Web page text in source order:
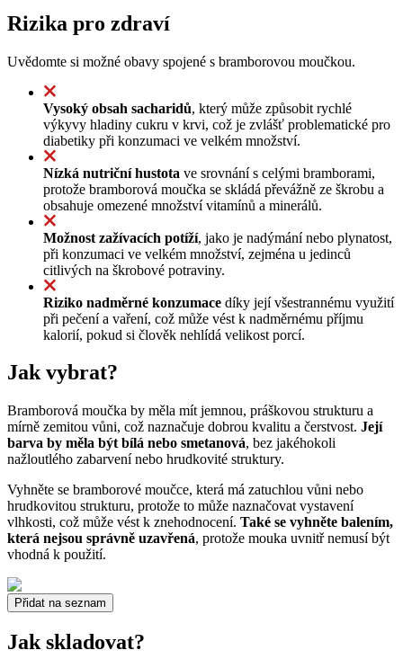
Rizika pro zdraví
Uvědomte si možné obavy spojené s bramborovou moučkou.
Vysoký obsah sacharidů, který může způsobit rychlé
výkyvy hladiny cukru v krvi, což je zvlášť problematické pro
diabetiky při konzumaci ve velkém množství.
Nízká nutriční hustota ve srovnání s celými bramborami,
protože bramborová moučka se skládá převážně ze škrobu a
obsahuje omezené množství vitamínů a minerálů.
Možnost zažívacích potíží, jako je nadýmání nebo plynatost,
při konzumaci ve velkém množství, zejména u jedinců
citlivých na škrobové potraviny.
Riziko nadměrné konzumace díky její všestrannému využití
při pečení a vaření, což může vést k nadměrnému příjmu
kalorií, pokud si člověk nehlídá velikost porcí.
Jak vybrat?
Bramborová moučka by měla mít jemnou, práškovou strukturu a
mírně zemitou vůni, což naznačuje dobrou kvalitu a čerstvost. Její
barva by měla být bílá nebo smetanová, bez jakéhokoli
nažloutlého zabarvení nebo hrudkovité struktury.
Vyhněte se bramborové moučce, která má zatuchlou vůni nebo
hrudkovitou strukturu, protože to může naznačovat vystavení
vlhkosti, což může vést k znehodnocení. Také se vyhněte balením,
která nejsou správně uzavřená, protože mouka uvnitř nemusí být
vhodná k použití.
Přidat na seznam
Jak skladovat?